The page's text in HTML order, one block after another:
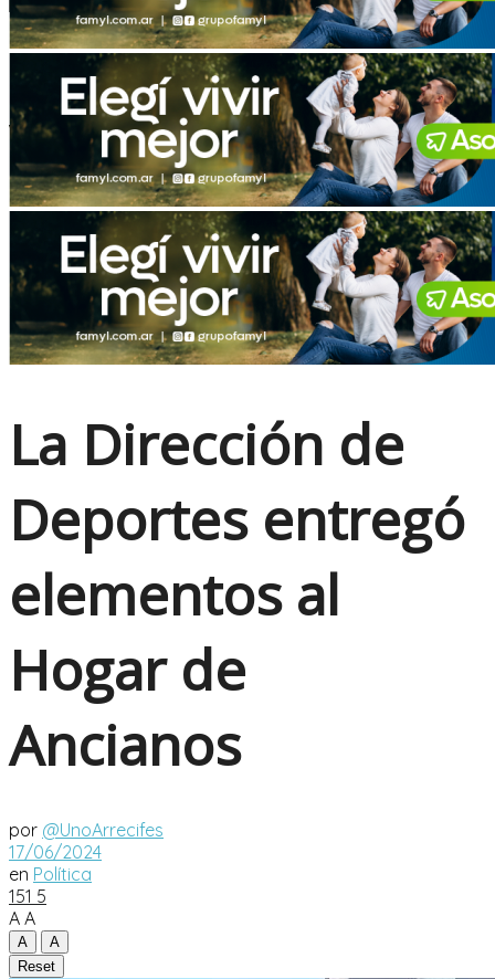
No Result
View All Result
La Dirección de
Deportes entregó
elementos al
Hogar de
Ancianos
por @UnoArrecifes
17/06/2024
en Política
151 5
A A
A
A
Reset